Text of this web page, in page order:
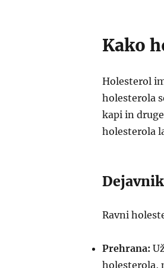
Kako
Holesterol
holesterola
kapi in
holesterola
Ravni
Prehrana:
holesterola,